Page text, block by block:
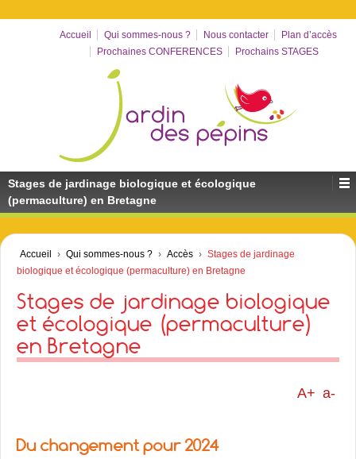
Accueil Qui sommes-nous ? Nous contacter
Plan d’accès
Prochaines CONFERENCES
Prochains STAGES
Stages de jardinage biologique et écologique
(permaculture) en Bretagne
Accueil › Qui sommes-nous ? › Accès › Stages de jardinage
biologique et écologique (permaculture) en Bretagne
Stages de jardinage biologique
et écologique (permaculture)
en Bretagne
A+ a-
Du changement pour 2024